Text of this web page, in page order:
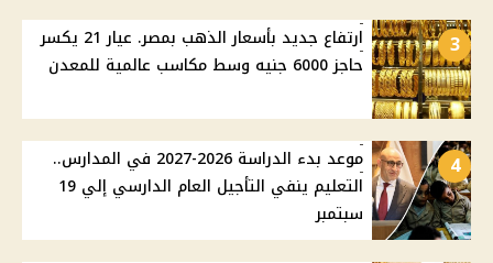
3
ارتفاع جديد بأسعار الذهب بمصر. عيار 21 يكسر
حاجز 6000 جنيه وسط مكاسب عالمية للمعدن
4
موعد بدء الدراسة 2026-2027 في المدارس..
التعليم ينفي التأجيل العام الدارسي إلي 19
سبتمبر